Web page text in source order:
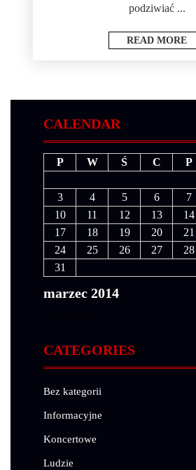
podziwiać ...
READ MORE
CALENDAR
marzec 2014
P W Ś C P
3
4 5 6 7
10
11 12 13 14
17
18 19 20 21
24
25 26 27 28
31
CATEGORIES
Bez kategorii
Informacyjne
Koncertowe
Ludzie